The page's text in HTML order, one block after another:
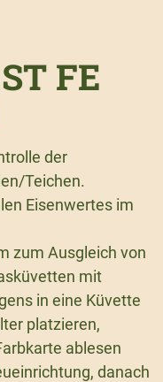
FE
der
Teichen.
Eisenwertes im
zum Ausgleich von
mit
in eine Küvette
platzieren,
ablesen
danach